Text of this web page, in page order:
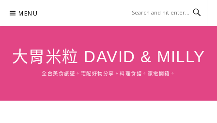
content
MENU
大胃米粒 DAVID & MILLY
全台美食旅遊。宅配好物分享。料理食譜。家電開箱。